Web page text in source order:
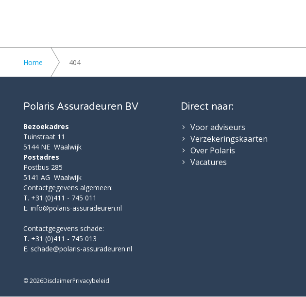
Home 404
Polaris Assuradeuren BV
Bezoekadres
Tuinstraat 11
5144 NE Waalwijk
Postadres
Postbus 285
5141 AG Waalwijk
Contactgegevens algemeen:
T. +31 (0)411 - 745 011
E. info@polaris-assuradeuren.nl
Contactgegevens schade:
T. +31 (0)411 - 745 013
E. schade@polaris-assuradeuren.nl
Direct naar:
Voor adviseurs
Verzekeringskaarten
Over Polaris
Vacatures
© 2026DisclaimerPrivacybeleid